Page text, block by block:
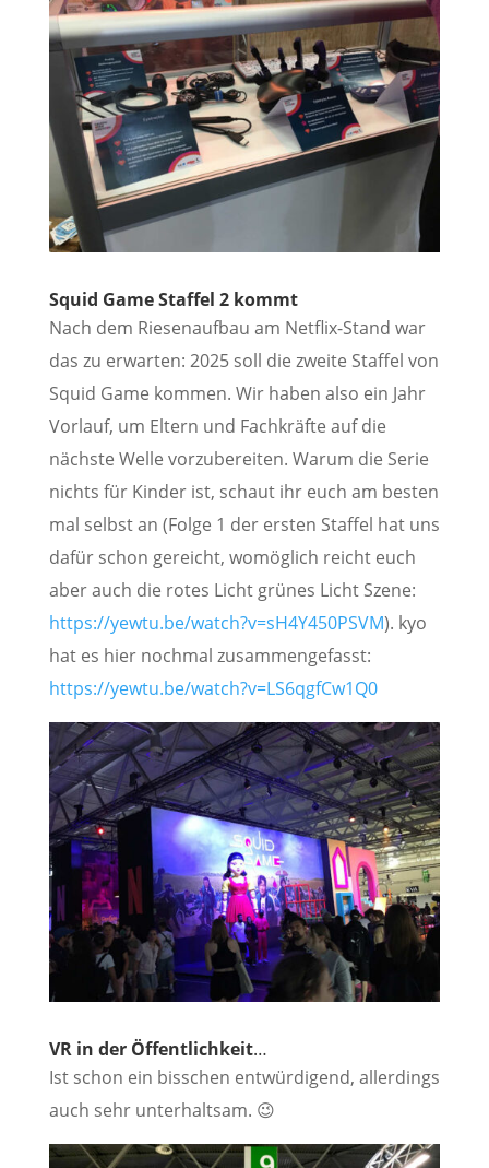
Squid Game Staffel 2 kommt
Nach dem Riesenaufbau am Netflix-Stand war
das zu erwarten: 2025 soll die zweite Staffel von
Squid Game kommen. Wir haben also ein Jahr
Vorlauf, um Eltern und Fachkräfte auf die
nächste Welle vorzubereiten. Warum die Serie
nichts für Kinder ist, schaut ihr euch am besten
mal selbst an (Folge 1 der ersten Staffel hat uns
dafür schon gereicht, womöglich reicht euch
aber auch die rotes Licht grünes Licht Szene:
https://yewtu.be/watch?v=sH4Y450PSVM). kyo
hat es hier nochmal zusammengefasst:
https://yewtu.be/watch?v=LS6qgfCw1Q0
VR in der Öffentlichkeit…
Ist schon ein bisschen entwürdigend, allerdings
auch sehr unterhaltsam. 😉